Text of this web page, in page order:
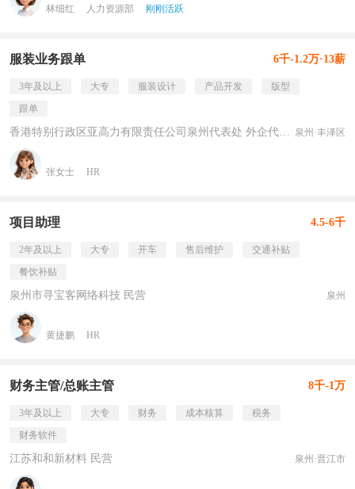
林细红 人力资源部 刚刚活跃
服装业务跟单 6千-1.2万·13薪
3年及以上 大专 服装设计 产品开发
版型
跟单
香港特别行政区亚高力有限责任公司泉州代表处 外企代表处 泉州·丰泽区
张女士 HR
项目助理 4.5-6千
2年及以上 大专 开车 售后维护
交通补贴
餐饮补贴
泉州市寻宝客网络科技 民营 泉州
黄捷鹏 HR
财务主管/总账主管 8千-1万
3年及以上 大专 财务 成本核算
税务
财务软件
江苏和和新材料 民营 泉州·晋江市